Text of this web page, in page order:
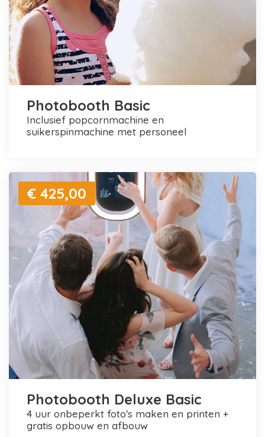
Photobooth Basic
inclusief popcornmachine en
suikerspinmachine met personeel
€ 425,00
Photobooth Deluxe Basic
4 uur onbeperkt foto's maken en printen +
gratis opbouw en afbouw